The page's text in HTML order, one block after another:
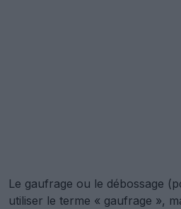
Le gaufrage ou le débossage
utiliser le terme « gaufrage »,